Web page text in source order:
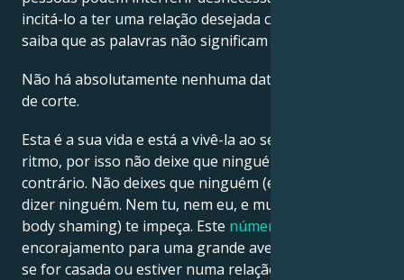
incitá-lo a ter uma relação desejada com alguém, mas
saiba que as palavras não significam nada.
Não há absolutamente nenhuma data limite ou limite
de corte.
Esta é a sua vida e está a vivê-la ao seu próprio
ritmo, por isso não deixe que ninguém lhe diga o
contrário. Não deixes que ninguém (e com isto quero
dizer ninguém. Nem tu, nem eu, e muito menos o
body shaming) te impeça. Este número de anjo
encorajamento para uma grande aventura na vida,
se for casada ou estiver numa relação. As coisas